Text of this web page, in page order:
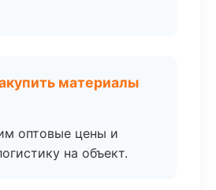
материалы
оптовые цены и
на объект.